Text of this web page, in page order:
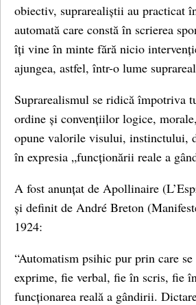
obiectiv, suprarealiștii au practicat
automată care constă în scrierea
îți vine în minte fără nicio
ajungea, astfel, într-o lume
Suprarealismul se ridică împotriva
ordine și convențiilor logice,
opune valorile visului, instinctului,
în expresia „funcționării reale a
A fost anunțat de Apollinaire
și definit de André Breton
1924:
“Automatism psihic pur prin care se
exprime, fie verbal, fie în scris, fie
funcționarea reală a gândirii.